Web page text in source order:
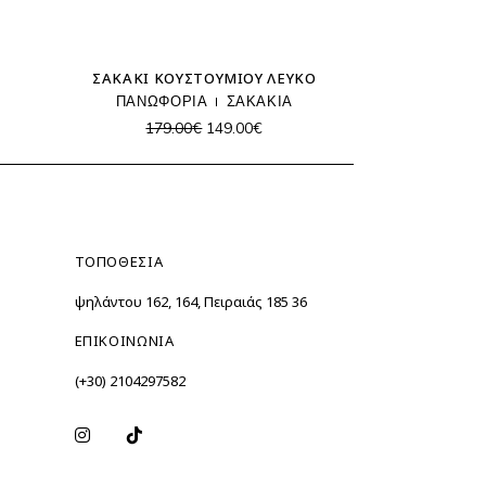
ΣΑΚΆΚΙ ΚΟΥΣΤΟΥΜΙΟΎ ΛΕΥΚΌ
ΠΑΝΩΦΟΡΙΑ
ΣΑΚΑΚΙΑ
179.00€ Original
price
179.00€.
149.00€Η
τρέχουσα
είναι:
ΤΟΠΟΘΕΣΙΑ
Ὑψηλάντου 162, 164, Πειραιάς 185 36
ΕΠΙΚΟΙΝΩΝΙΑ
(+30) 2104297582